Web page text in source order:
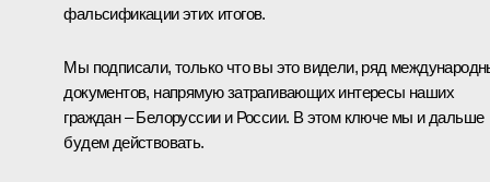
фальсификации этих итогов.
Мы подписали, только что вы это видели, ряд
документов, напрямую затрагивающих интересы наших
граждан – Белоруссии и России. В этом ключе мы и дальше
будем действовать.